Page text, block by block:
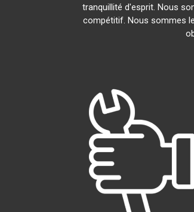
tranquillité d'esprit. Nous
compétitif. Nous sommes